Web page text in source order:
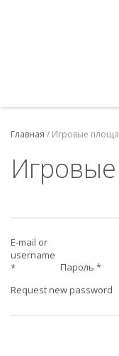
Главная / Игровые
E-mail or
username
*
Пароль *
Request new password